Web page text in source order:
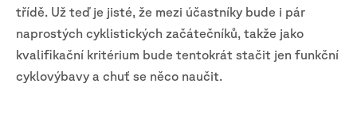
třídě. Už teď je jisté, že mezi účastníky bude i pár
naprostých cyklistických začátečníků, takže jako
kvalifikační kritérium bude tentokrát stačit jen funkční
cyklovýbavy a chuť se něco naučit.